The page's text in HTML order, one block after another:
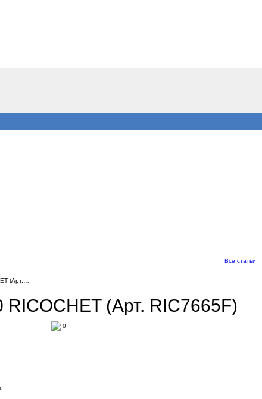
Все статьи
(Арт.…
(Арт. RIC7665F)
0